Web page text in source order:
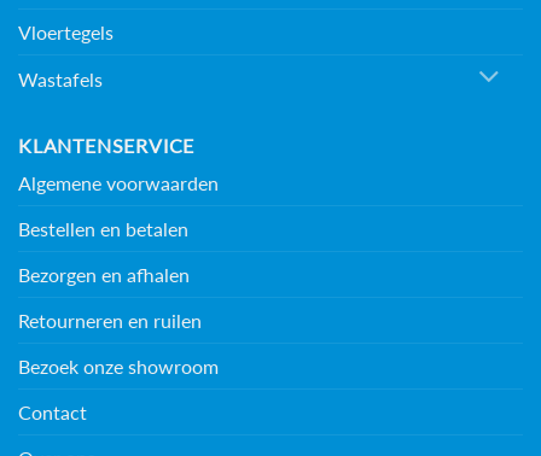
Vloertegels
Wastafels
KLANTENSERVICE
Algemene voorwaarden
Bestellen en betalen
Bezorgen en afhalen
Retourneren en ruilen
Bezoek onze showroom
Contact